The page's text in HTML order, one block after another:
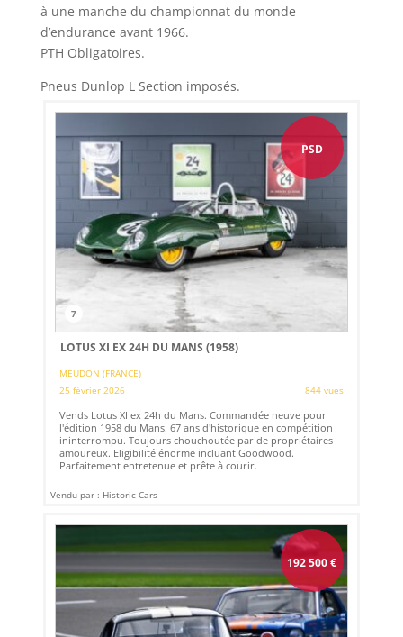
à une manche du championnat du monde
d’endurance avant 1966.
PTH Obligatoires.
Pneus Dunlop L Section imposés.
PSD
7
LOTUS XI EX 24H DU MANS (1958)
MEUDON (FRANCE)
25 février 2026
844 vues
Vends Lotus XI ex 24h du Mans. Commandée neuve pour
l'édition 1958 du Mans. 67 ans d'historique en compétition
ininterrompu. Toujours chouchoutée par de propriétaires
amoureux. Eligibilité énorme incluant Goodwood.
Parfaitement entretenue et prête à courir.
Vendu par : Historic Cars
192 500€